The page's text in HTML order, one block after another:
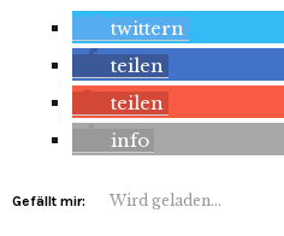
twittern
teilen
teilen
info
Gefällt mir: Wird geladen...